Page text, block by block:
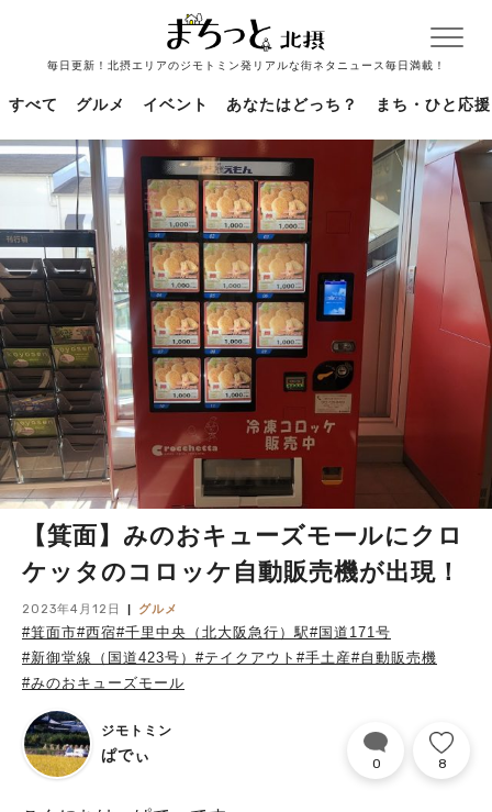
毎日更新！北摂エリアのジモトミン発リアルな街ネタニュース毎日満載！
すべて グルメ イベント あなたはどっち？ まち・ひと応援
【箕面】みのおキューズモールにクロ
ケッタのコロッケ自動販売機が出現！
2023年4月12日 グルメ
#箕面市#西宿#千里中央（北大阪急行）駅#国道171号
#新御堂線（国道423号） #テイクアウト #手土産#自動販売機
#みのおキューズモール
ジモトミン
ぱでぃ 0 8